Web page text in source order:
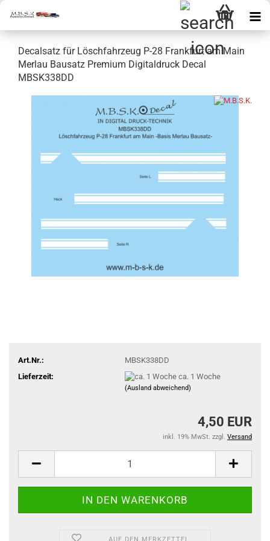
Decalsatz für Löschfahrzeug P-28 Frankfurt am Main
Merlau Bausatz Premium Digitaldruck Decal
MBSK338DD
Art.Nr.:
MBSK338DD
Lieferzeit:
ca. 1 Woche
(Ausland abweichend)
4,50 EUR
inkl. 19% MwSt. zzgl. Versand
AUF DEN MERKZETTEL